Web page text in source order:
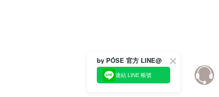
by PÓSE 官方 LINE@
連結 LINE 帳號